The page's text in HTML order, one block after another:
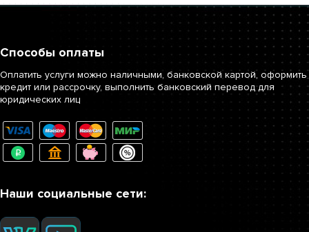
багажнике много пространства. Однако этот вопрос также
можно решить. Существуют тороидальные газовые баллоны,
которые еще называют “бубликами”. По форме для них в
багажнике подходит ниша для запасного колеса. Если
сравнивать “бублик” с цилиндрическим баллоном, то это будет
наиболее оптимальное решение. Запаску переложить намного
проще, в то время как цилиндрический газовый баллон в
багажнике действительно может доставить некоторые
неудобства.
Доверять установку ГБО следует только квалифицированным
специалистам. В этом случае вы сможете получить гарантию на
проделанную работу и будете уверены в безопасной эксплуатации
Способы оплаты
Оплатить услуги можно наличными, банковской картой, оформить
кредит или рассрочку, выполнить банковский перевод для
юридических лиц
Наши социальные сети: